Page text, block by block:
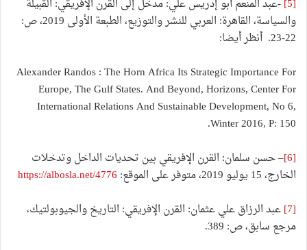
[5] -عبد المنعم أبو إدريس علي: مدخل إلى القرن الإفريقي: القبيلة
والسياسة، القاهرة: العربي للنشر والتوزيع، الطبعة الأولى 2019، ص:
22-23. أنظر أيضا:
Alexander Randos : The Horn Africa Its Strategic Importance For
Europe, The Gulf States. And Beyond, Horizons, Center For
International Relations And Sustainable Development, No 6,
Winter 2016, P: 150.
[6] – حسن سلمان: القرن الإفريقي بين تحديات الداخل وتدخلات
الخارج، 15 يوليو 2019، متوفر على الموقع:
https://albosla.net/4776
[7] عبد الرزاق علي عثمان: القرن الإفريقي: التاريخ والجيوبولتيك،
مرجع سابق، ص: 389.